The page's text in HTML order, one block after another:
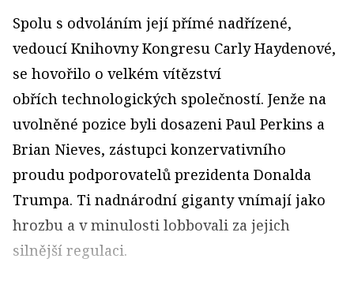
Spolu s odvoláním její přímé nadřízené,
vedoucí Knihovny Kongresu Carly Haydenové,
se hovořilo o velkém vítězství
obřích technologických společností. Jenže na
uvolněné pozice byli dosazeni Paul Perkins a
Brian Nieves, zástupci konzervativního
proudu podporovatelů prezidenta Donalda
Trumpa. Ti nadnárodní giganty vnímají jako
hrozbu a v minulosti lobbovali za jejich
silnější regulaci.